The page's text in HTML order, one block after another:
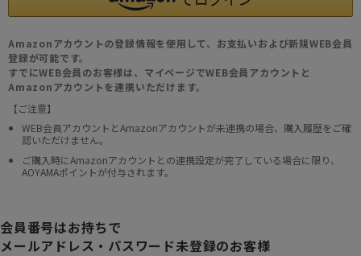
Amazonアカウントの登録情報を使用して、お支払いおよび新規WEB会員
登録が可能です。
すでにWEB会員のお客様は、マイページでWEB会員アカウントと
Amazonアカウントを連携いただけます。
【ご注意】
WEB会員アカウントとAmazonアカウントが未連携の場合、購入履歴をご確
認いただけません。
ご購入時にAmazonアカウントとの連携設定が完了している場合に限り、
AOYAMAポイントが付与されます。
会員番号はお持ちで
メールアドレス・パスワード未登録のお客様